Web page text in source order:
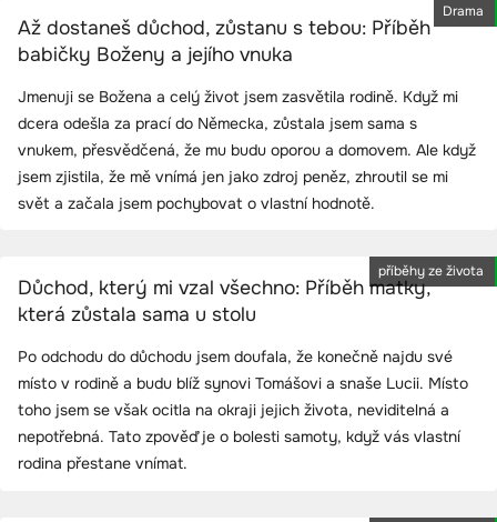
Drama
Až dostaneš důchod, zůstanu s tebou: Příběh
babičky Boženy a jejího vnuka
Jmenuji se Božena a celý život jsem zasvětila rodině. Když mi
dcera odešla za prací do Německa, zůstala jsem sama s
vnukem, přesvědčená, že mu budu oporou a domovem. Ale když
jsem zjistila, že mě vnímá jen jako zdroj peněz, zhroutil se mi
svět a začala jsem pochybovat o vlastní hodnotě.
příběhy ze života
Důchod, který mi vzal všechno: Příběh matky,
která zůstala sama u stolu
Po odchodu do důchodu jsem doufala, že konečně najdu své
místo v rodině a budu blíž synovi Tomášovi a snaše Lucii. Místo
toho jsem se však ocitla na okraji jejich života, neviditelná a
nepotřebná. Tato zpověď je o bolesti samoty, když vás vlastní
rodina přestane vnímat.